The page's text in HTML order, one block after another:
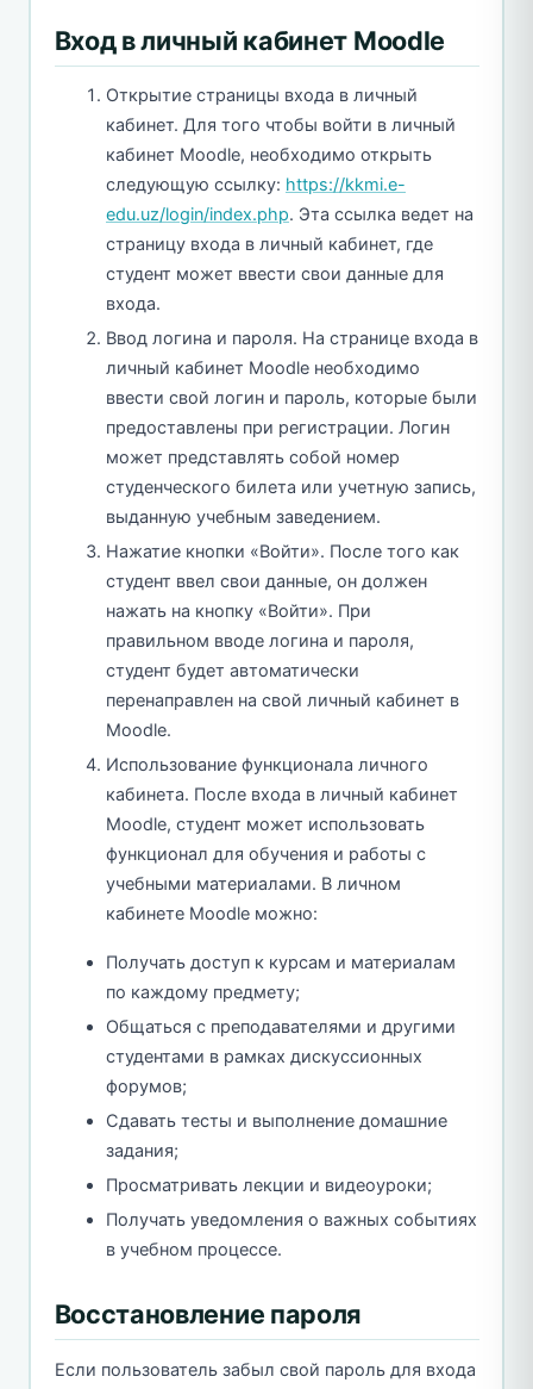
Вход в личный кабинет Moodle
Открытие страницы входа в личный
кабинет. Для того чтобы войти в личный
кабинет Moodle, необходимо открыть
следующую ссылку: https://kkmi.e-
edu.uz/login/index.php. Эта ссылка ведет на
страницу входа в личный кабинет, где
студент может ввести свои данные для
входа.
Ввод логина и пароля. На странице входа в
личный кабинет Moodle необходимо
ввести свой логин и пароль, которые были
предоставлены при регистрации. Логин
может представлять собой номер
студенческого билета или учетную запись,
выданную учебным заведением.
Нажатие кнопки «Войти». После того как
студент ввел свои данные, он должен
нажать на кнопку «Войти». При
правильном вводе логина и пароля,
студент будет автоматически
перенаправлен на свой личный кабинет в
Moodle.
Использование функционала личного
кабинета. После входа в личный кабинет
Moodle, студент может использовать
функционал для обучения и работы с
учебными материалами. В личном
кабинете Moodle можно:
Получать доступ к курсам и материалам
по каждому предмету;
Общаться с преподавателями и другими
студентами в рамках дискуссионных
форумов;
Сдавать тесты и выполнение домашние
задания;
Просматривать лекции и видеоуроки;
Получать уведомления о важных событиях
в учебном процессе.
Восстановление пароля
Если пользователь забыл свой пароль для входа